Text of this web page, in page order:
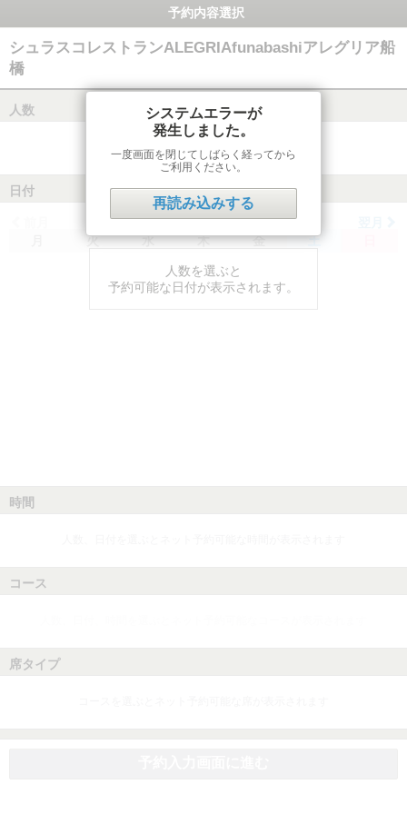
予約内容選択
シュラスコレストランALEGRIAfunabashiアレグリア船
橋
人数
日付
火 水 木 金 土
人数を選ぶと
予約可能な日付が表示されます。
時間
コース
席タイプ
システムエラーが
発生しました。
一度画面を閉じてしばらく経ってから
ご利用ください。
再読み込みする